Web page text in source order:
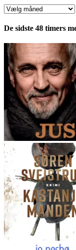
Anmeldelser
pr.
De sidste 48 timers